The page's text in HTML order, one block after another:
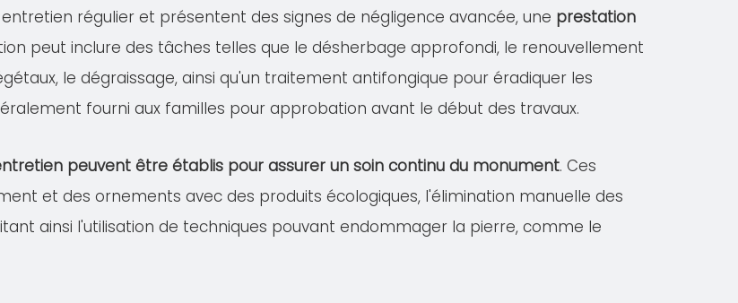
régulier et présentent des signes de négligence avancée, une prestation
peut inclure des tâches telles que le désherbage approfondi, le renouvellement
le dégraissage, ainsi qu'un traitement antifongique pour éradiquer les
fourni aux familles pour approbation avant le début des travaux.
peuvent être établis pour assurer un soin continu du monument. Ces
et des ornements avec des produits écologiques, l'élimination manuelle des
ainsi l'utilisation de techniques pouvant endommager la pierre, comme le